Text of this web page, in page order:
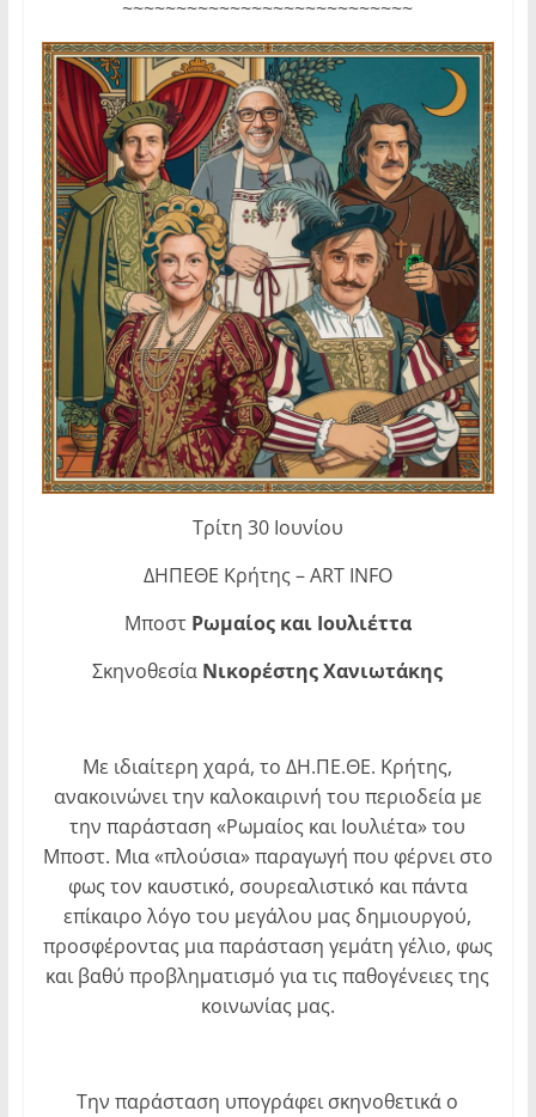
~~~~~~~~~~~~~~~~~~~~~~~~~~~
Τρίτη 30 Ιουνίου
ΔΗΠΕΘΕ Κρήτης – ART INFO
Μποστ Ρωμαίος και Ιουλιέττα
Σκηνοθεσία Νικορέστης Χανιωτάκης
Με ιδιαίτερη χαρά, το ΔΗ.ΠΕ.ΘΕ. Κρήτης,
ανακοινώνει την καλοκαιρινή του περιοδεία με
την παράσταση «Ρωμαίος και Ιουλιέτα» του
Μποστ. Μια «πλούσια» παραγωγή που φέρνει στο
φως τον καυστικό, σουρεαλιστικό και πάντα
επίκαιρο λόγο του μεγάλου μας δημιουργού,
προσφέροντας μια παράσταση γεμάτη γέλιο, φως
και βαθύ προβληματισμό για τις παθογένειες της
κοινωνίας μας.
Την παράσταση υπογράφει σκηνοθετικά ο